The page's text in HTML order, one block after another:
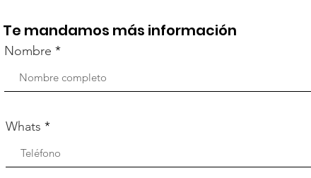
Te mandamos más información
Nombre
Whats